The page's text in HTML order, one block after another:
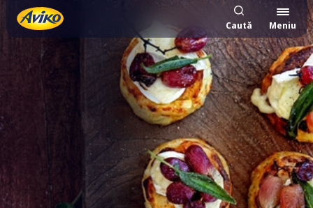
Caută Meniu